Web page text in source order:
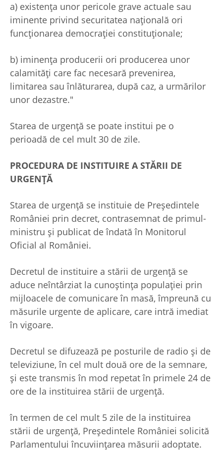
a) existenţa unor pericole grave actuale sau
iminente privind securitatea naţională ori
funcţionarea democraţiei constituţionale;
b) iminenţa producerii ori producerea unor
calamităţi care fac necesară prevenirea,
limitarea sau înlăturarea, după caz, a urmărilor
unor dezastre."
Starea de urgenţă se poate institui pe o
perioadă de cel mult 30 de zile.
PROCEDURA DE INSTITUIRE A STĂRII DE
URGENŢĂ
Starea de urgenţă se instituie de Preşedintele
României prin decret, contrasemnat de primul-
ministru şi publicat de îndată în Monitorul
Oficial al României.
Decretul de instituire a stării de urgenţă se
aduce neîntârziat la cunoştinţa populaţiei prin
mijloacele de comunicare în masă, împreună cu
măsurile urgente de aplicare, care intră imediat
în vigoare.
Decretul se difuzează pe posturile de radio şi de
televiziune, în cel mult două ore de la semnare,
şi este transmis în mod repetat în primele 24 de
ore de la instituirea stării de urgenţă.
în termen de cel mult 5 zile de la instituirea
stării de urgenţă, Preşedintele României solicită
Parlamentului încuviinţarea măsurii adoptate.